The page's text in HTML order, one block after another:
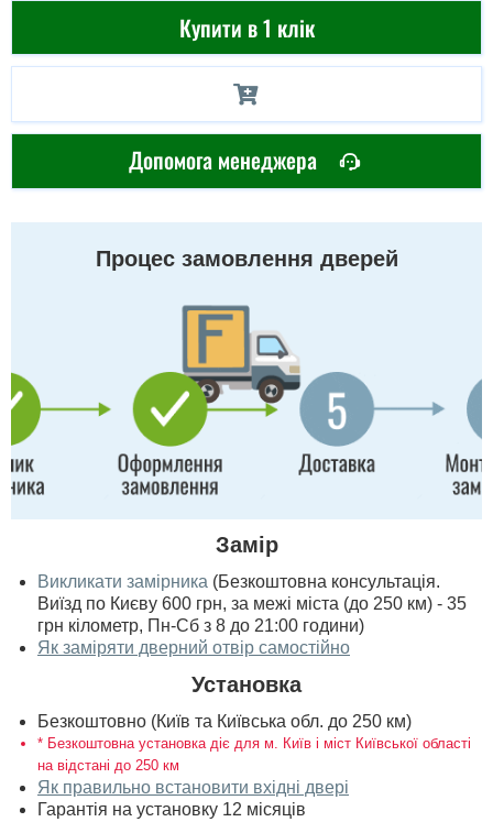
Купити в 1 клік
Допомога менеджера
Процес замовлення дверей
Замір
Викликати замірника (Безкоштовна консультація.
Виїзд по Києву 600 грн, за межі міста (до 250 км) - 35
грн кілометр, Пн-Сб з 8 до 21:00 години)
Як заміряти дверний отвір самостійно
Установка
Безкоштовно (Київ та Київська обл. до 250 км)
* Безкоштовна установка діє для м. Київ і міст Київської області
на відстані до 250 км
Як правильно встановити вхідні двері
Гарантія на установку 12 місяців